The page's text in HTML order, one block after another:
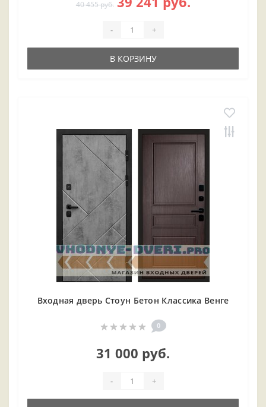
40 455 руб.
- +
В КОРЗИНУ
Входная дверь Стоун Бетон Классика Венге
0
31 000 руб.
- +